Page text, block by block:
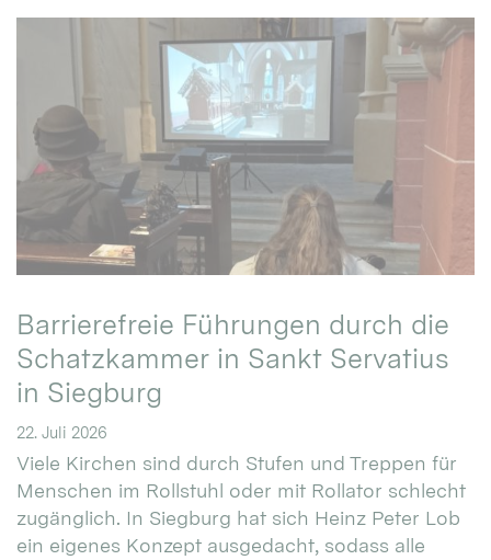
Barrierefreie Führungen durch die
Schatzkammer in Sankt Servatius
in Siegburg
22. Juli 2026
Viele Kirchen sind durch Stufen und Treppen für
Menschen im Rollstuhl oder mit Rollator schlecht
zugänglich. In Siegburg hat sich Heinz Peter Lob
ein eigenes Konzept ausgedacht, sodass alle